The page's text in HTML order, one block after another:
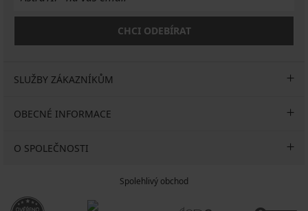
CHCI ODEBÍRAT
SLUŽBY ZÁKAZNÍKŮM
OBECNÉ INFORMACE
O SPOLEČNOSTI
Spolehlivý obchod